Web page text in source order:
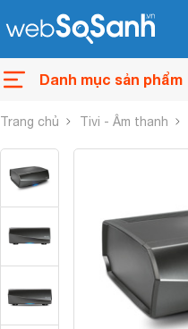
Danh mục sản phẩm
Trang chủ Tivi - Âm thanh